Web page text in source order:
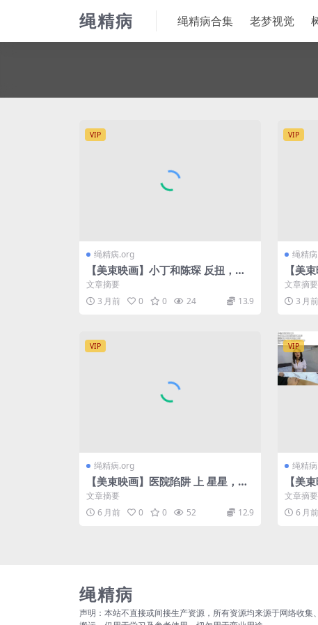
绳精病 绳精病合集 老梦视觉
VIP
绳精病.org
【美束映画】小丁和陈琛 反扭，反
铐，扎带，押解，五花大绑
文章摘要
3 月前
0 0 24 13.9
VIP
绳精
【美
裙学生
文章摘要
3 月前
VIP
绳精病.org
【美束映画】医院陷阱 上 星星，小
丁主演
文章摘要
6 月前
0 0 52 12.9
VIP
绳精
【美
文章摘要
6 月前
绳精病
声明：本站不直接或间接生产资源，所有资源均来源于网络收集、